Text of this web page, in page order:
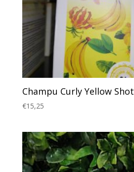
Champu Curly Yellow Shot
€15,25